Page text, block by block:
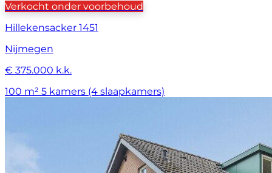
Verkocht onder voorbehoud
Hillekensacker 1451
Nijmegen
€ 375.000 k.k.
100 m² 5 kamers (4 slaapkamers)